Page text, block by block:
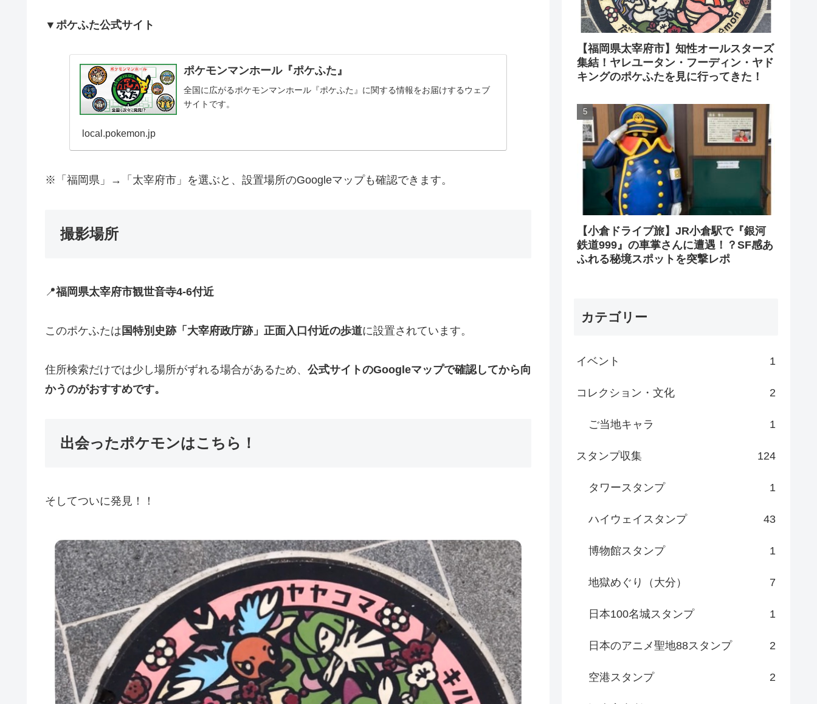
▼ポケふた公式サイト
ポケモンマンホール『ポケふた』
全国に広がるポケモンマンホール『ポケふた』に関する情報をお届けするウェブ
サイトです。
local.pokemon.jp
※「福岡県」→「太宰府市」を選ぶと、設置場所のGoogleマップも確認できます。
撮影場所
📍福岡県太宰府市観世音寺4-6付近
このポケふたは 国特別史跡「大宰府政庁跡」正面入口付近の歩道に設置されています。
住所検索だけでは少し場所がずれる場合があるため、 公式サイトのGoogleマップで確認してから向
かうのがおすすめです。
出会ったポケモンはこちら！
そしてついに発見！！
【福岡県太宰府市】知性オールスターズ
集結！ヤレユータン・フーディン・ヤド
キングのポケふたを見に行ってきた！
【小倉ドライブ旅】JR小倉駅で『銀河
鉄道999』の車掌さんに遭遇！？SF感あ
ふれる秘境スポットを突撃レポ
カテゴリー
イベント 1
コレクション・文化 2
ご当地キャラ 1
スタンプ収集 124
タワースタンプ 1
ハイウェイスタンプ 43
博物館スタンプ 1
地獄めぐり（大分） 7
日本100名城スタンプ 1
日本のアニメ聖地88スタンプ 2
空港スタンプ 2